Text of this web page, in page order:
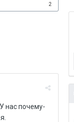
2
нас почему-